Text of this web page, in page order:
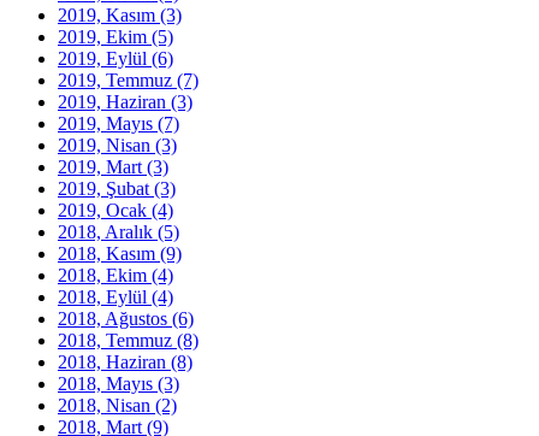
2019, Kasım (3)
2019, Ekim (5)
2019, Eylül (6)
2019, Temmuz (7)
2019, Haziran (3)
2019, Mayıs (7)
2019, Nisan (3)
2019, Mart (3)
2019, Şubat (3)
2019, Ocak (4)
2018, Aralık (5)
2018, Kasım (9)
2018, Ekim (4)
2018, Eylül (4)
2018, Ağustos (6)
2018, Temmuz (8)
2018, Haziran (8)
2018, Mayıs (3)
2018, Nisan (2)
2018, Mart (9)